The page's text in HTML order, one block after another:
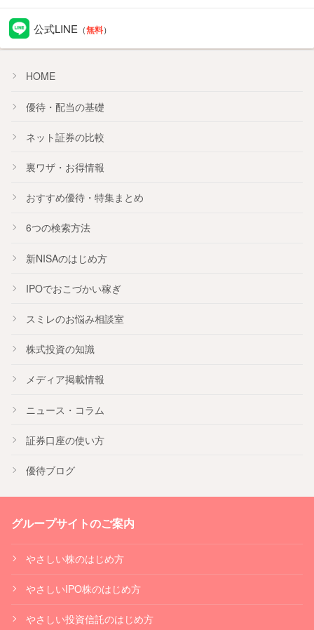
公式LINE （無料）
HOME
優待・配当の基礎
ネット証券の比較
裏ワザ・お得情報
おすすめ優待・ 特集まとめ
6つの検索方法
新NISAのはじめ方
IPOでおこづかい稼ぎ
スミレのお悩み相談室
株式投資の知識
メディア掲載情報
ニュース・コラム
証券口座の使い方
優待ブログ
グループサイトのご案内
やさしい株のはじめ方
やさしいIPO株のはじめ方
やさしい投資信託のはじめ方